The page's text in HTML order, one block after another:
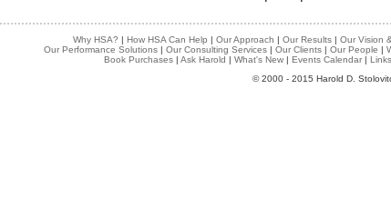
Why HSA? | How HSA Can Help | Our Approach | Our Results | Our Vision
Our Performance Solutions| Our Consulting Services| Our Clients| Our People |
Book Purchases| Ask Harold | What's New| Events Calendar|
© 2000 - 2015 Harold D.